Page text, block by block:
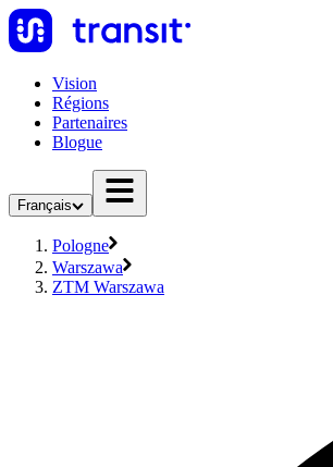
Vision
Régions
Partenaires
Blogue
Français
Pologne
Warszawa
ZTM Warszawa